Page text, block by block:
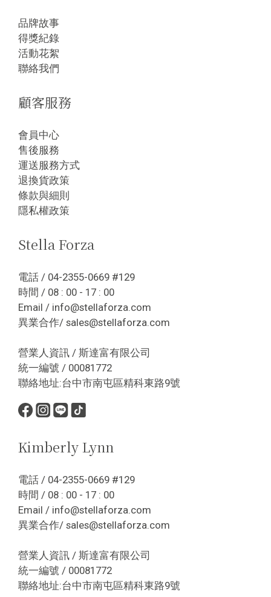
品牌故事
得獎紀錄
活動花絮
聯絡我們
顧客服務
會員中心
售後服務
運送服務方式
退換貨政策
條款與細則
隱私權政策
Stella Forza
電話 / 04-2355-0669 #129
時間 / 08 : 00 - 17 : 00
Email / info@stellaforza.com
異業合作/ sales@stellaforza.com
營業人資訊 / 斯達富有限公司
統一編號 / 00081772
聯絡地址:台中市南屯區精科東路9號
Kimberly Lynn
電話 / 04-2355-0669 #129
時間 / 08 : 00 - 17 : 00
Email / info@stellaforza.com
異業合作/ sales@stellaforza.com
營業人資訊 / 斯達富有限公司
統一編號 / 00081772
聯絡地址:台中市南屯區精科東路9號